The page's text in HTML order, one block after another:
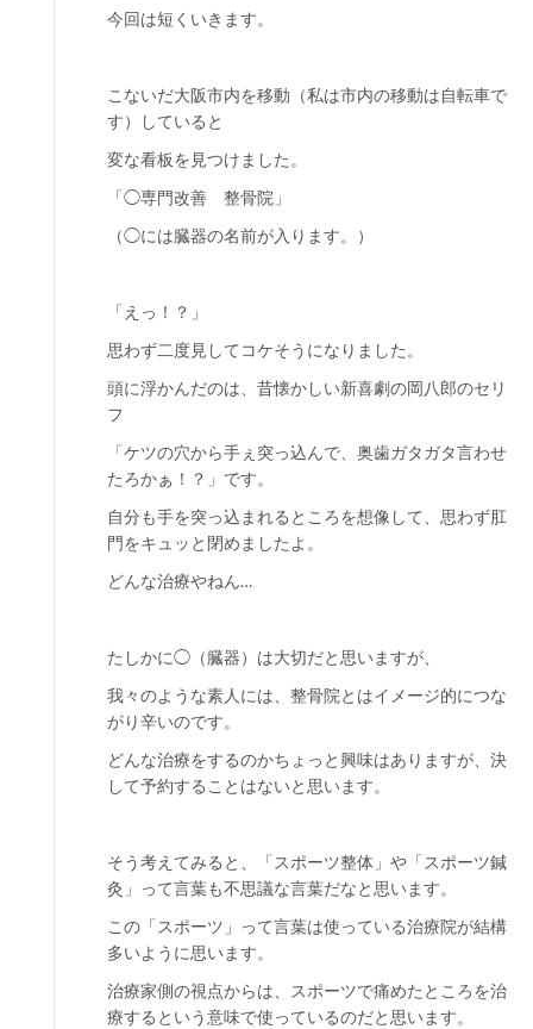
今回は短くいきます。
こないだ大阪市内を移動（私は市内の移動は自転車で
す）していると
変な看板を見つけました。
「◯専門改善 整骨院」
（◯には臓器の名前が入ります。）
「えっ！？」
思わず二度見してコケそうになりました。
頭に浮かんだのは、昔懐かしい新喜劇の岡八郎のセリ
フ
「ケツの穴から手ぇ突っ込んで、奥歯ガタガタ言わせ
たろかぁ！？」です。
自分も手を突っ込まれるところを想像して、思わず肛
門をキュッと閉めましたよ。
どんな治療やねん…
たしかに◯（臓器）は大切だと思いますが、
我々のような素人には、整骨院とはイメージ的につな
がり辛いのです。
どんな治療をするのかちょっと興味はありますが、決
して予約することはないと思います。
そう考えてみると、「スポーツ整体」や「スポーツ鍼
灸」って言葉も不思議な言葉だなと思います。
この「スポーツ」って言葉は使っている治療院が結構
多いように思います。
治療家側の視点からは、スポーツで痛めたところを治
療するという意味で使っているのだと思います。